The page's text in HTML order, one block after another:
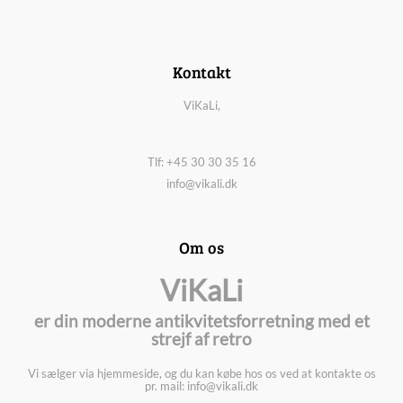
Kontakt
ViKaLi,
Tlf: +45 30 30 35 16
info@vikali.dk
Om os
ViKaLi
er din moderne antikvitetsforretning med et
strejf af retro
Vi sælger via hjemmeside, og du kan købe hos os ved at kontakte os
pr. mail: info@vikali.dk